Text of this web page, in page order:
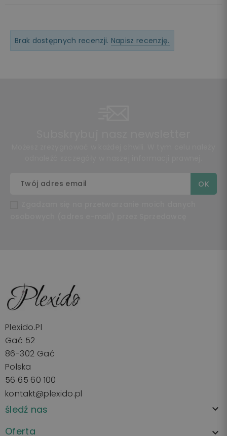
Brak dostępnych recenzji. Napisz recenzję.
Plexido.pl
Gać 52
86-302 Gać
Polska
56 65 60 100
kontakt@plexido.pl
śledź nas 
Oferta 